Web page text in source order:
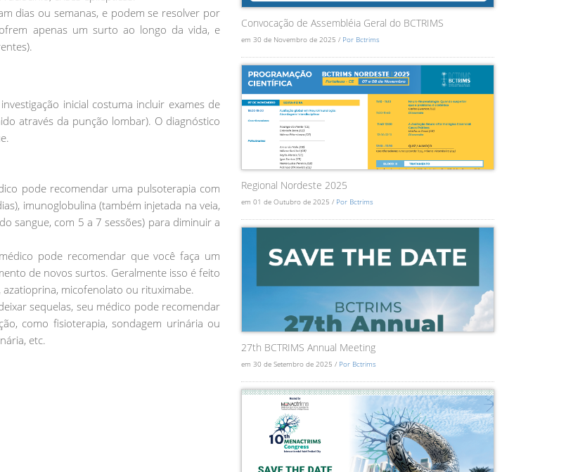
dias ou semanas, e podem se resolver por
apenas um surto ao longo da vida, e
inicial costuma incluir exames de
através da punção lombar). O diagnóstico
pode recomendar uma pulsoterapia com
imunoglobulina (também injetada na veia,
sangue, com 5 a 7 sessões) para diminuir a
pode recomendar que você faça um
de novos surtos. Geralmente isso é feito
micofenolato ou rituximabe.
sequelas, seu médico pode recomendar
como fisioterapia, sondagem urinária ou
etc.
Convocação de Assembléia Geral do BCTRIMS
em 30 de Novembro de 2025 / Por Bctrims
Regional Nordeste 2025
em 01 de Outubro de 2025 / Por Bctrims
27th BCTRIMS Annual Meeting
em 30 de Setembro de 2025 / Por Bctrims